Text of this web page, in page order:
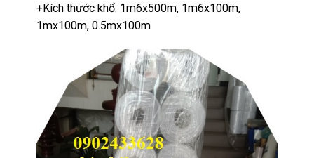
+Kích thước khổ: 1m6x500m, 1m6x100m,
1mx100m, 0.5mx100m